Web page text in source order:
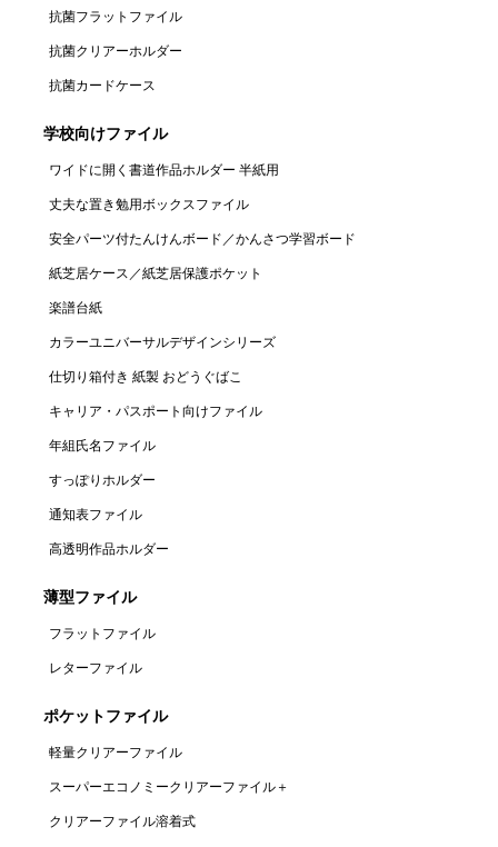
抗菌フラットファイル
抗菌クリアーホルダー
抗菌カードケース
学校向けファイル
ワイドに開く書道作品ホルダー 半紙用
丈夫な置き勉用ボックスファイル​
安全パーツ付たんけんボード／かんさつ学習ボード
紙芝居ケース／紙芝居保護ポケット
楽譜台紙
カラーユニバーサルデザインシリーズ
仕切り箱付き 紙製 おどうぐばこ
キャリア・パスポート向けファイル
年組氏名ファイル
すっぽりホルダー
通知表ファイル
高透明作品ホルダー
薄型ファイル
フラットファイル
レターファイル
ポケットファイル
軽量クリアーファイル
スーパーエコノミークリアーファイル＋
クリアーファイル溶着式